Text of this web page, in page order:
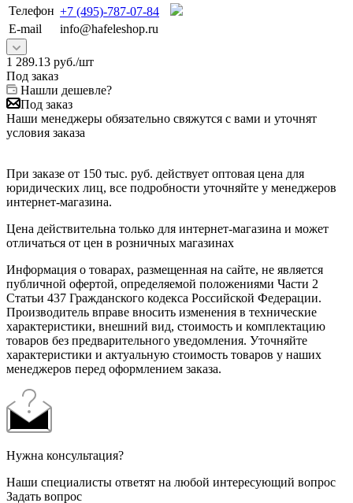
Телефон +7 (495)-787-07-84
E-mail
info@hafeleshop.ru
1 289.13 руб./шт
Под заказ
Нашли дешевле?
Под заказ
Наши менеджеры обязательно свяжутся с вами и уточнят
условия заказа
При заказе от 150 тыс. руб. действует оптовая цена для
юридических лиц, все подробности уточняйте у менеджеров
интернет-магазина.
Цена действительна только для интернет-магазина и может
отличаться от цен в розничных магазинах
Информация о товарах, размещенная на сайте, не является
публичной офертой, определяемой положениями Части 2
Статьи 437 Гражданского кодекса Российской Федерации.
Производитель вправе вносить изменения в технические
характеристики, внешний вид, стоимость и комплектацию
товаров без предварительного уведомления. Уточняйте
характеристики и актуальную стоимость товаров у наших
менеджеров перед оформлением заказа.
Нужна консультация?
Наши специалисты ответят на любой интересующий вопрос
Задать вопрос